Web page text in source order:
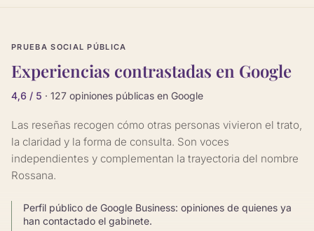
PRUEBA SOCIAL PÚBLICA
Experiencias contrastadas en Google
4,6 / 5 · 127 opiniones públicas en Google
Las reseñas recogen cómo otras personas vivieron el trato,
la claridad y la forma de consulta. Son voces
independientes y complementan la trayectoria del nombre
Rossana.
Perfil público de Google Business: opiniones de quienes ya
han contactado el gabinete.